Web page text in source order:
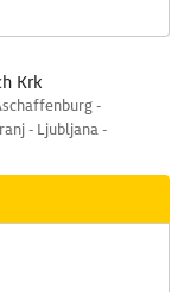
Krk
-
- Ljubljana -